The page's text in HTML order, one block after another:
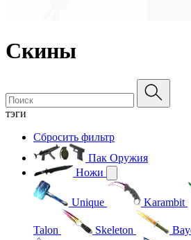
Скины
тэги
Сбросить фильтр
Пак Оружия
Ножи
Unique Karambit
Talon Skeleton